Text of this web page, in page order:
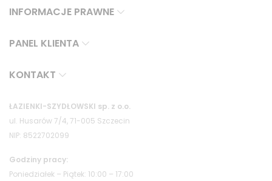
INFORMACJE PRAWNE
PANEL KLIENTA
KONTAKT
ŁAZIENKI-SZYDŁOWSKI sp. z o.o.
ul. Husarów 7/4, 71-005 Szczecin
NIP: 8522702099
Godziny pracy:
Poniedziałek – Piątek: 10:00 – 17:00